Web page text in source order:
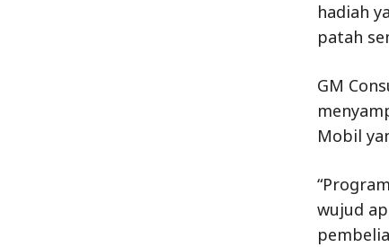
hadiah
patah
GM
Mobil
wujud